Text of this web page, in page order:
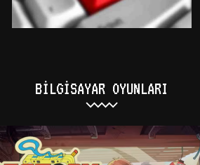
BILGISAYAR OYUNLARI